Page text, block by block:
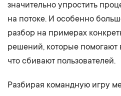
значительно упростить
на потоке. И особенно
разбор на примерах
решений, которые помогают
что сбивают пользователей.
Разбирая командную игру